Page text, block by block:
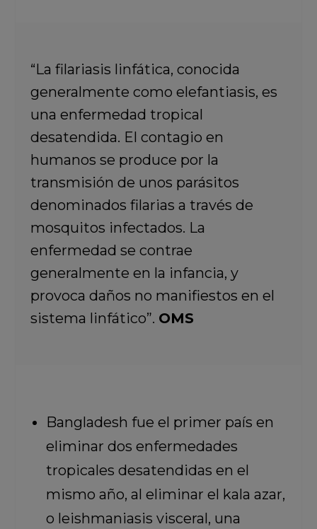
“La filariasis linfática, conocida
generalmente como elefantiasis, es
una enfermedad tropical
desatendida. El contagio en
humanos se produce por la
transmisión de unos parásitos
denominados filarias a través de
mosquitos infectados. La
enfermedad se contrae
generalmente en la infancia, y
provoca daños no manifiestos en el
sistema linfático”. OMS
Bangladesh fue el primer país en
eliminar dos enfermedades
tropicales desatendidas en el
mismo año, al eliminar el kala azar,
o leishmaniasis visceral, una